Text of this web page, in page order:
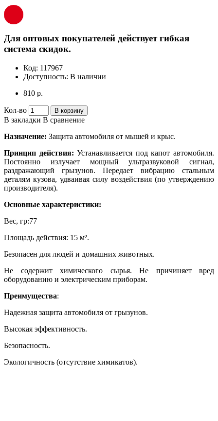
Для оптовых покупателей действует гибкая
система скидок.
Код: 117967
Доступность: В наличии
810 р.
Кол-во В корзину
В закладки В сравнение
Назначение: Защита автомобиля от мышей и крыс.
Принцип действия: Устанавливается под капот автомобиля.
Постоянно излучает мощный ультразвуковой сигнал,
раздражающий грызунов. Передает вибрацию стальным
деталям кузова, удваивая силу воздействия (по утверждению
производителя).
Основные характеристики:
Вес, гр:77
Площадь действия: 15 м².
Безопасен для людей и домашних животных.
Не содержит химического сырья. Не причиняет вред
оборудованию и электрическим приборам.
Преимущества:
Надежная защита автомобиля от грызунов.
Высокая эффективность.
Безопасность.
Экологичность (отсутствие химикатов).